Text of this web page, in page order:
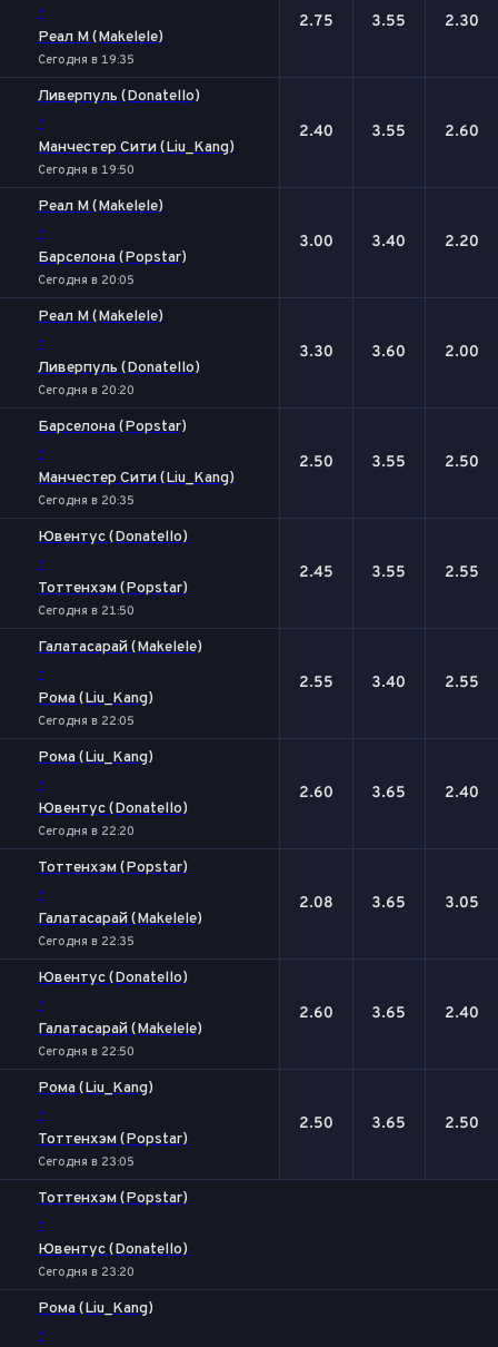
-
Реал М (Makelele)
Сегодня в 19:35
2.75 3.55 2.30
Ливерпуль (Donatello)
-
Манчестер Сити (Liu_Kang)
Сегодня в 19:50
2.40 3.55 2.60
Реал М (Makelele)
-
Барселона (Popstar)
Сегодня в 20:05
3.00 3.40 2.20
Реал М (Makelele)
-
Ливерпуль (Donatello)
Сегодня в 20:20
3.30 3.60 2.00
Барселона (Popstar)
-
Манчестер Сити (Liu_Kang)
Сегодня в 20:35
2.50 3.55 2.50
Ювентус (Donatello)
-
Тоттенхэм (Popstar)
Сегодня в 21:50
2.45 3.55 2.55
Галатасарай (Makelele)
-
Рома (Liu_Kang)
Сегодня в 22:05
2.55 3.40 2.55
Рома (Liu_Kang)
-
Ювентус (Donatello)
Сегодня в 22:20
2.60 3.65 2.40
Тоттенхэм (Popstar)
-
Галатасарай (Makelele)
Сегодня в 22:35
2.08 3.65 3.05
Ювентус (Donatello)
-
Галатасарай (Makelele)
Сегодня в 22:50
2.60 3.65 2.40
Рома (Liu_Kang)
-
Тоттенхэм (Popstar)
Сегодня в 23:05
2.50 3.65 2.50
Тоттенхэм (Popstar)
-
Ювентус (Donatello)
Сегодня в 23:20
Рома (Liu_Kang)
-